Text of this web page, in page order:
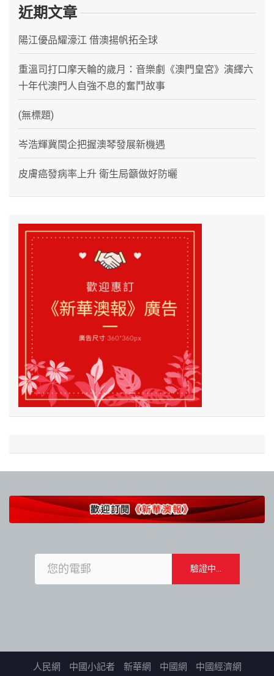
近期文章
陽江優品耀濠江 借澳揚帆拓全球
重溫司打口摩天輪的歲月：音樂劇《澳門皇宮》演繹六
十年代澳門人自強不息的奮鬥故事
(無標題)
岑浩輝冀閩企把握澳琴發展新機遇
皮膚癌發病率上升 衛生局籲做好防曬
人民網 中國小記者 新華網 中國網 中國經濟網